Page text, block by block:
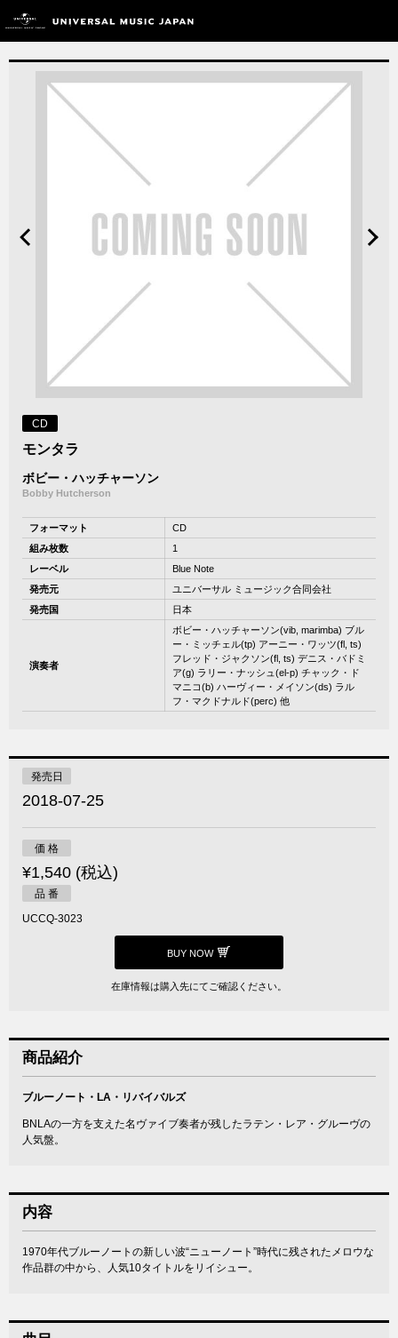
CD
モンタラ
ボビー・ハッチャーソン
Bobby Hutcherson
フォーマット
CD
組み枚数
1
レーベル
Blue Note
発売元
ユニバーサル ミュージック合同会社
発売国
日本
演奏者
ボビー・ハッチャーソン(vib, marimba) ブル
ー・ミッチェル(tp) アーニー・ワッツ(fl, ts)
フレッド・ジャクソン(fl, ts) デニス・バドミ
ア(g) ラリー・ナッシュ(el-p) チャック・ド
マニコ(b) ハーヴィー・メイソン(ds) ラル
フ・マクドナルド(perc) 他
発売日
2018-07-25
価 格
¥1,540 (税込)
品 番
UCCQ-3023
BUY NOW
在庫情報は購入先にてご確認ください。
商品紹介
ブルーノート・LA・リバイバルズ
BNLAの一方を支えた名ヴァイブ奏者が残したラテン・レア・グルーヴの
人気盤。
内容
1970年代ブルーノートの新しい波“ニューノート”時代に残されたメロウな
作品群の中から、人気10タイトルをリイシュー。